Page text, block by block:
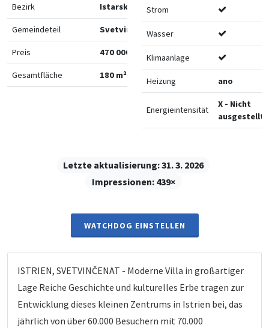
Bezirk Istarska
Gemeindeteil Svetvinčenat
Preis 470 000 €
Gesamtfläche 180 m²
Strom
Wasser
Klimaanlage
Heizung ano
Energieintensität
X - Nicht
ausgestellt
Letzte aktualisierung:31. 3. 2026
Impressionen: 439×
WATCHDOG EINSTELLEN
ISTRIEN, SVETVINČENAT - Moderne Villa in großartiger
Lage Reiche Geschichte und kulturelles Erbe tragen zur
Entwicklung dieses kleinen Zentrums in Istrien bei, das
jährlich von über 60.000 Besuchern mit 70.000